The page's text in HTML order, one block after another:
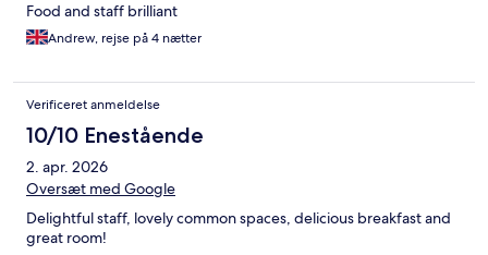
Food and staff brilliant
Andrew, rejse på 4 nætter
Verificeret anmeldelse
10/10 Enestående
2. apr. 2026
Oversæt med Google
Delightful staff, lovely common spaces, delicious breakfast and
great room!